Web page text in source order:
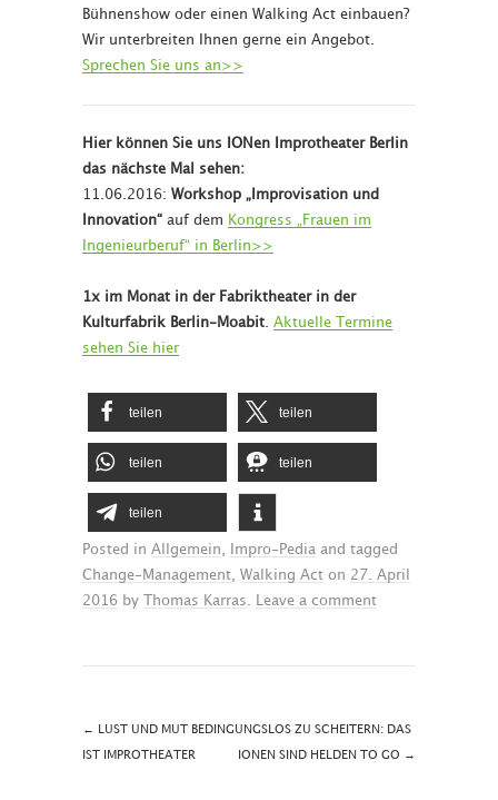
Bühnenshow oder einen Walking Act einbauen?
Wir unterbreiten Ihnen gerne ein Angebot.
Sprechen Sie uns an>>
Hier können Sie uns IONen Improtheater Berlin
das nächste Mal sehen:
11.06.2016: Workshop „Improvisation und
Innovation“ auf dem Kongress „Frauen im
Ingenieurberuf“ in Berlin>>
1x im Monat in der Fabriktheater in der
Kulturfabrik Berlin-Moabit
Aktuelle Termine
sehen Sie hier
teilen teilen
teilen teilen
teilen
Posted in Allgemein Impro-Pedia and tagged
Change-Management
Walking Act on 27. April
2016 by Thomas Karras Leave a comment
← LUST UND MUT BEDINGUNGSLOS ZU SCHEITERN: DAS
IST IMPROTHEATER IONEN SIND HELDEN TO GO →